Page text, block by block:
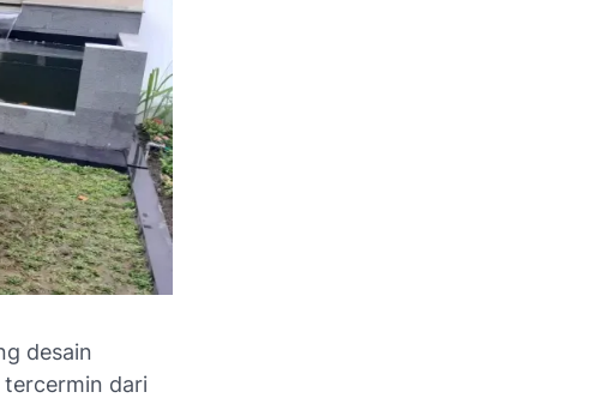
desain
tercermin dari